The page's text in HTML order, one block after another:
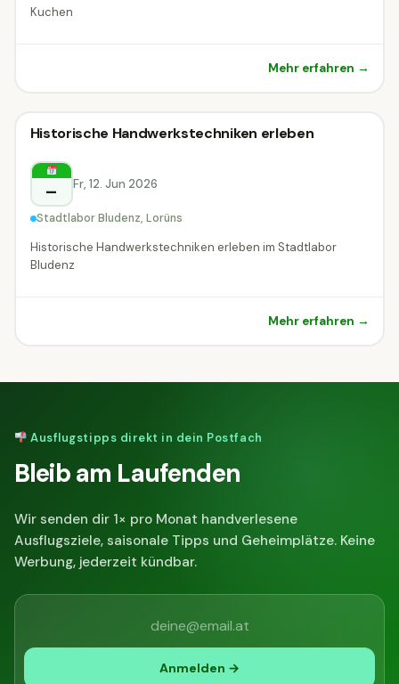
Kuchen
Mehr erfahren →
Kreativ-Workshop
Lorüns
Kreativ-Workshop
Historische Handwerkstechniken erleben
– Fr, 12. Jun 2026
Stadtlabor Bludenz, Lorüns
Historische Handwerkstechniken erleben im Stadtlabor
Bludenz
Mehr erfahren →
Ausflugstipps direkt in dein Postfach
Bleib am Laufenden
Wir senden dir 1× pro Monat handverlesene
Ausflugsziele, saisonale Tipps und Geheimplätze. Keine
Werbung, jederzeit kündbar.
Anmelden →